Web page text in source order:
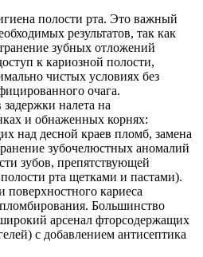
полости рта. Это важный
результатов, так как
зубных отложений
к кариозной полости,
чистых условиях без
очага.
налета на
и обнаженных корнях:
над десной краев пломб, замена
зубочелюстных аномалий
зубов, препятствующей
рта щетками и пастами).
поверхностного кариеса
Большинство
арсенал фторсодержащих
с добавлением антисептика